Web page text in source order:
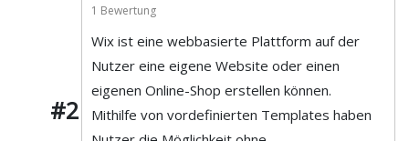
#2
1 Bewertung
Wix ist eine webbasierte Plattform auf der
Nutzer eine eigene Website oder einen
eigenen Online-Shop erstellen können.
Mithilfe von vordefinierten Templates haben